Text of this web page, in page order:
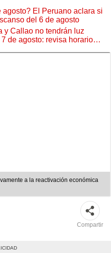
El Peruano aclara si
del 6 de agosto
y Callao no tendrán luz
de agosto: revisa horarios y
a la reactivación económica
Compartir